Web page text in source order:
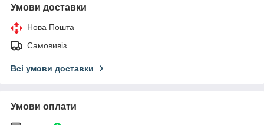
Умови доставки
Нова Пошта
Самовивіз
Всі умови доставки
Умови оплати